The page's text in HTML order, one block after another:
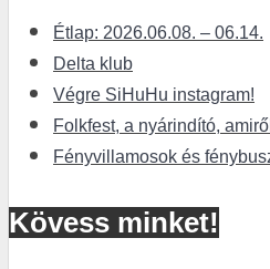
Étlap: 2026.06.08. – 06.14.
Delta klub
Végre SiHuHu instagram!
Folkfest, a nyárindító,
Fényvillamosok és
Kövess minket!